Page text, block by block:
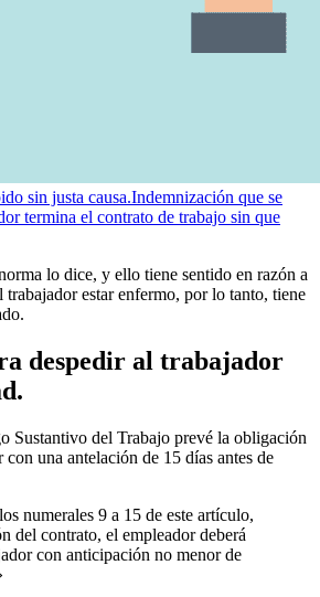
sin justa causa.Indemnización que se
termina el contrato de trabajo sin que
lo dice, y ello tiene sentido en razón a
trabajador estar enfermo, por lo tanto, tiene
despedir al trabajador
Sustantivo del Trabajo prevé la obligación
una antelación de 15 días antes de
numerales 9 a 15 de este artículo,
del contrato, el empleador deberá
con anticipación no menor de